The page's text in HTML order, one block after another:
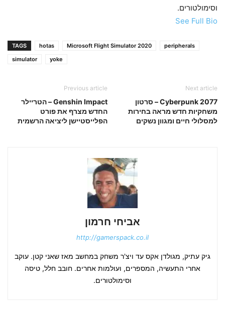
וסימולטורים.
See Full Bio
TAGS hotas Microsoft Flight Simulator 2020
peripherals
simulator
yoke
Previous article
Genshin Impact – הטריילר
החדש מצרף את פורט
הפלייסטיישן ליציאה הרשמית
Next article
Cyberpunk 2077 – סרטון
משחקיות חדש מראה בחירות
למסלולי חיים ומגוון נשקים
אביחי חרמון
http://gamerspack.co.il
גיק עתיק, מגולדן אקס עד ויצ'ר משחק במחשב מאז שאני קטן. עוקב
אחרי התעשיה, המספרים, ועולמות אחרים. חובב חלל, טיסה
וסימולטורים.